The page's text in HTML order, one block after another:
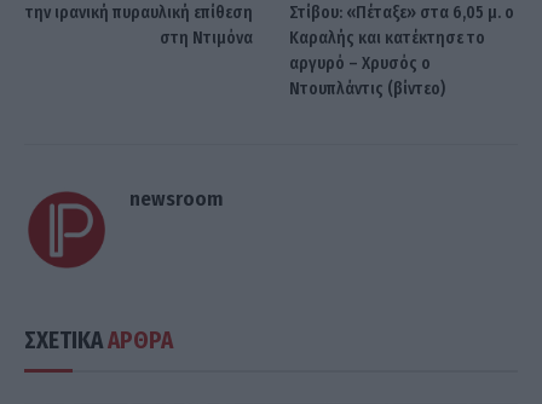
την ιρανική πυραυλική επίθεση
στη Ντιμόνα
Στίβου: «Πέταξε» στα 6,05 μ. ο
Καραλής και κατέκτησε το
αργυρό – Χρυσός ο
Ντουπλάντις (βίντεο)
newsroom
ΣΧΕΤΙΚΑΑΡΘΡΑ